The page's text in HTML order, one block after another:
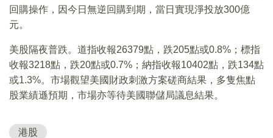
回購操作，因今日無逆回購到期，當日實現淨投放300億
元。
美股隔夜普跌。道指收報26379點，跌205點或0.8%；標指
收報3218點，跌20點或0.7%；納指收報10402點，跌134點
或1.3%。市場觀望美國財政刺激方案磋商結果，多隻焦點
股業績遜預期，市場亦等待美國聯儲局議息結果。
港股